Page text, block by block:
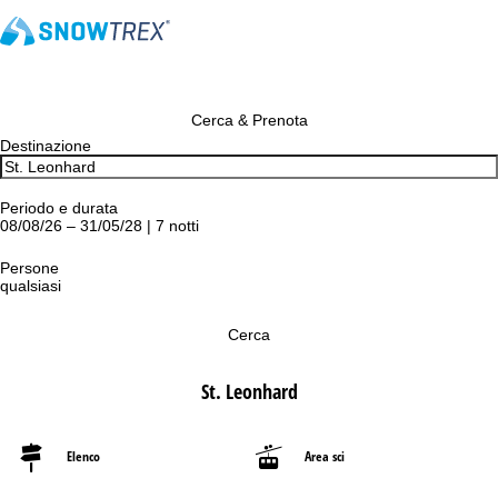
Cerca & Prenota
Destinazione
Periodo e durata
08/08/26 – 31/05/28 | 7 notti
Persone
qualsiasi
Cerca
St. Leonhard
Elenco Area sci